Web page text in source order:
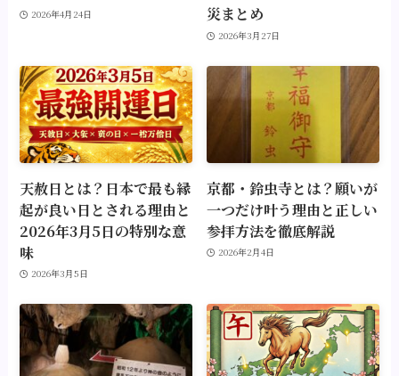
2026年4月24日
災まとめ
2026年3月27日
天赦日とは？日本で最も縁
起が良い日とされる理由と
2026年3月5日の特別な意
味
2026年3月5日
京都・鈴虫寺とは？願いが
一つだけ叶う理由と正しい
参拝方法を徹底解説
2026年2月4日